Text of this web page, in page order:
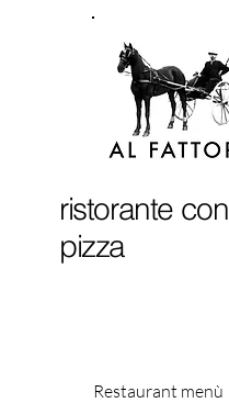
ristorante con
pizza
Restaurant menù